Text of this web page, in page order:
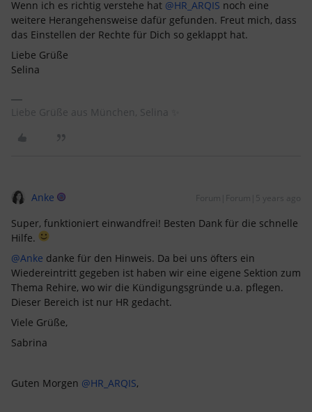
Wenn ich es richtig verstehe hat @HR_ARQIS noch eine
weitere Herangehensweise dafür gefunden. Freut mich, dass
das Einstellen der Rechte für Dich so geklappt hat.
Liebe Grüße
Selina
Liebe Grüße aus München, Selina ✨
Anke Forum|Forum|5 years ago
Super, funktioniert einwandfrei! Besten Dank für die schnelle
Hilfe.
@Anke danke für den Hinweis. Da bei uns öfters ein
Wiedereintritt gegeben ist haben wir eine eigene Sektion zum
Thema Rehire, wo wir die Kündigungsgründe u.a. pflegen.
Dieser Bereich ist nur HR gedacht.
Viele Grüße,
Sabrina
Guten Morgen @HR_ARQIS,